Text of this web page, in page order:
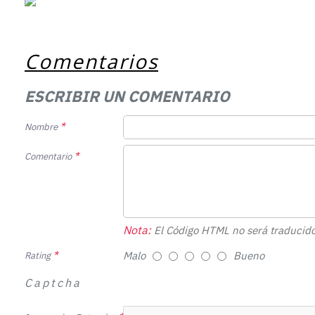
Comentarios
ESCRIBIR UN COMENTARIO
Nombre
Comentario
Nota:El Código HTML no será
Rating Malo Bueno
Captcha